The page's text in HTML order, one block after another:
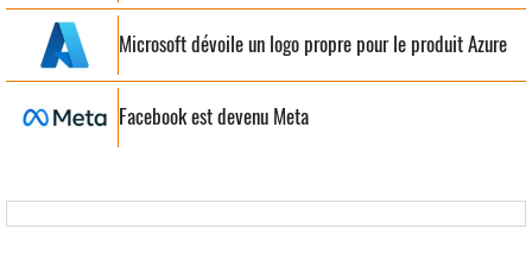
Microsoft dévoile un logo propre pour le produit Azure
Facebook est devenu Meta